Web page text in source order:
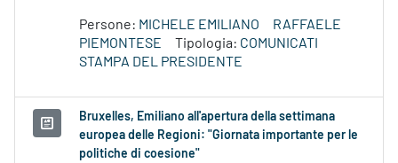
Persone: MICHELE EMILIANO
RAFFAELE
PIEMONTESE
Tipologia: COMUNICATI
STAMPA DEL PRESIDENTE
Bruxelles, Emiliano all'apertura della settimana
europea delle Regioni: "Giornata importante per le
politiche di coesione"